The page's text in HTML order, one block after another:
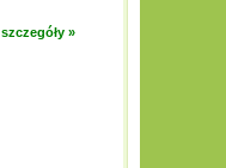
szczegóły »